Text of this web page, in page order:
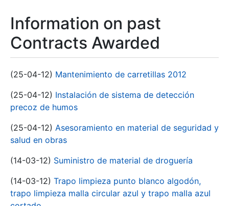
Information on past
Contracts Awarded
(25-04-12) Mantenimiento de carretillas 2012
(25-04-12) Instalación de sistema de detección
precoz de humos
(25-04-12) Asesoramiento en material de seguridad y
salud en obras
(14-03-12) Suministro de material de droguería
(14-03-12) Trapo limpieza punto blanco algodón,
trapo limpieza malla circular azul y trapo malla azul